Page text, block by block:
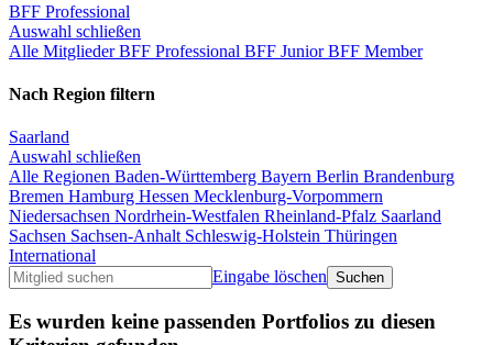
BFF Professional
Auswahl schließen
Alle MitgliederBFF Professional BFF JuniorBFF Member
Nach Region filtern
Saarland
Auswahl schließen
Alle Regionen Baden-Württemberg Bayern Berlin Brandenburg
Bremen Hamburg Hessen Mecklenburg-Vorpommern
Niedersachsen Nordrhein-Westfalen Rheinland-Pfalz Saarland
Sachsen Sachsen-Anhalt Schleswig-Holstein Thüringen
International
Eingabe löschen
Es wurden keine passenden Portfolios zu diesen